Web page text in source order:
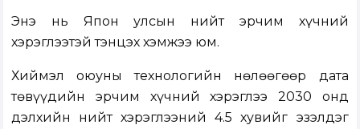
Энэ нь Япон улсын нийт эрчим хүчний
хэрэглээтэй тэнцэх хэмжээ юм.
Хиймэл оюуны технологийн нөлөөгөөр дата
төвүүдийн эрчим хүчний хэрэглээ 2030 онд
дэлхийн нийт хэрэглээний 4.5 хувийг эзэлдэг